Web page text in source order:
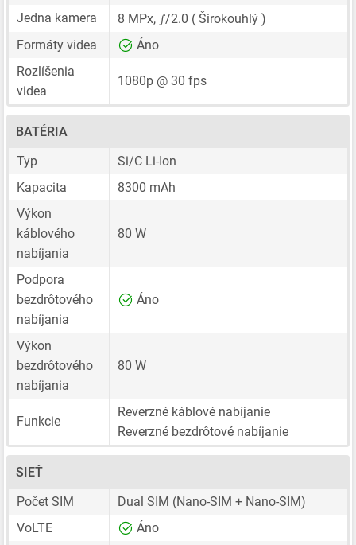
Jedna kamera 8 MPx, ƒ/2.0 ( Širokouhlý )
Formáty videa
Áno
Rozlíšenia
videa
1080p @ 30 fps
BATÉRIA
Typ
Si/C Li-Ion
Kapacita
8300 mAh
Výkon
káblového
nabíjania
80 W
Podpora
bezdrôtového
nabíjania
Áno
Výkon
bezdrôtového
nabíjania
80 W
Funkcie
Reverzné káblové nabíjanie
Reverzné bezdrôtové nabíjanie
SIEŤ
Počet SIM
Dual SIM (Nano-SIM + Nano-SIM)
VoLTE
Áno